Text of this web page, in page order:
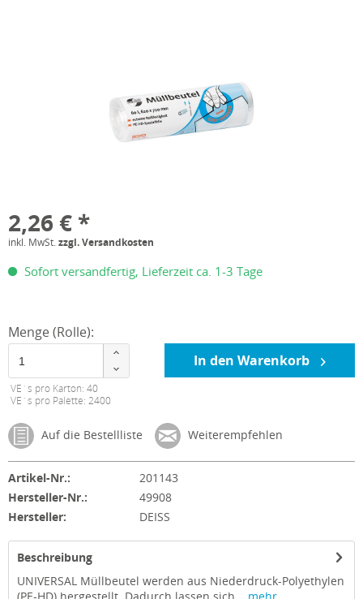
2,26 € *
inkl. MwSt.zzgl. Versandkosten
Sofort versandfertig, Lieferzeit ca. 1-3 Tage
Menge (Rolle):
VE´s pro Karton: 40
VE´s pro Palette: 2400
In den Warenkorb
Auf die Bestellliste Weiterempfehlen
Artikel-Nr.:
201143
Hersteller-Nr.:
49908
Hersteller:
DEISS
Beschreibung
UNIVERSAL Müllbeutel werden aus Niederdruck-Polyethylen